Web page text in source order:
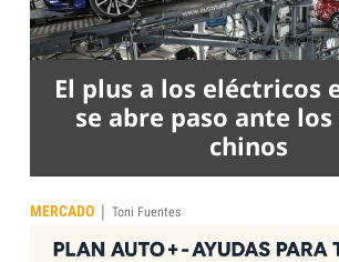
El plus a los eléctricos
se abre paso ante los
chinos
MERCADO | Toni Fuentes